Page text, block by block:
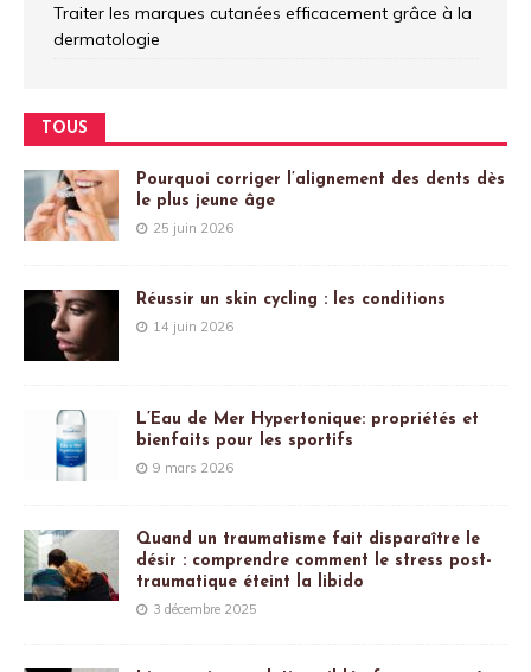
Traiter les marques cutanées efficacement grâce à la
dermatologie
TOUS
Pourquoi corriger l’alignement des dents dès
le plus jeune âge
25 juin 2026
Réussir un skin cycling : les conditions
14 juin 2026
L’Eau de Mer Hypertonique: propriétés et
bienfaits pour les sportifs
9 mars 2026
Quand un traumatisme fait disparaître le
désir : comprendre comment le stress post-
traumatique éteint la libido
3 décembre 2025